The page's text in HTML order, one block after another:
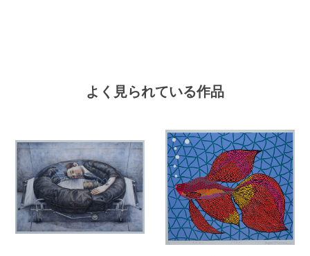
よく見られている作品